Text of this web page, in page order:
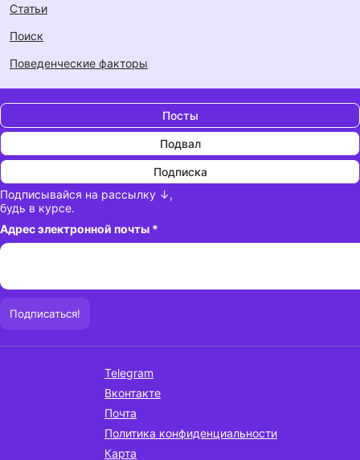
Статьи
Поиск
Поведенческие факторы
Посты
Подвал
Подписка
Подписывайся на рассылку ↓,
будь в курсе.
Адрес электронной почты *
Telegram
Вконтакте
Почта
Политика конфиденциальности
Карта